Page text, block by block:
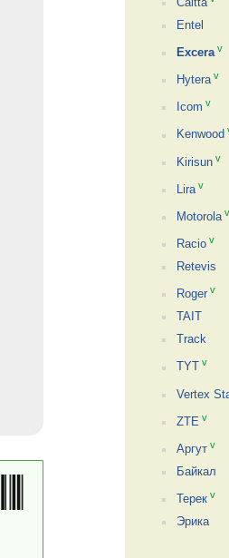
Entel
Excera v
Hytera v
Icom v
Kenwood
Kirisun v
Lira v
Motorola v
Racio v
Retevis
Roger v
TAIT
Track
TYT v
Vertex
ZTE v
Аргут v
Байкал
Терек v
Эрика